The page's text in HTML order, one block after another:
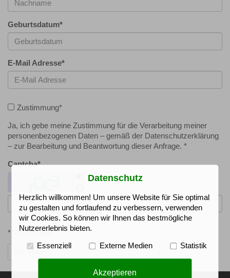
Geburtsdatum*
E-Mail Adresse*
Zustimmung*
Ja, ich gebe meine Zustimmung für die Verarbeitung meiner
personenbezogenen Daten – gemäß der Datenschutzerklärung
– zur Bearbeitung und Beantwortung dieser Anfrage. *
Captcha*
* Pflichtfelder
Absenden
Datenschutz
Herzlich willkommen! Um unsere Website für Sie optimal
zu gestalten und fortlaufend zu verbessern, verwenden
wir Cookies. So können wir Ihnen das bestmögliche
Nutzererlebnis bieten.
Essenziell Externe Medien Statistik
Akzeptieren